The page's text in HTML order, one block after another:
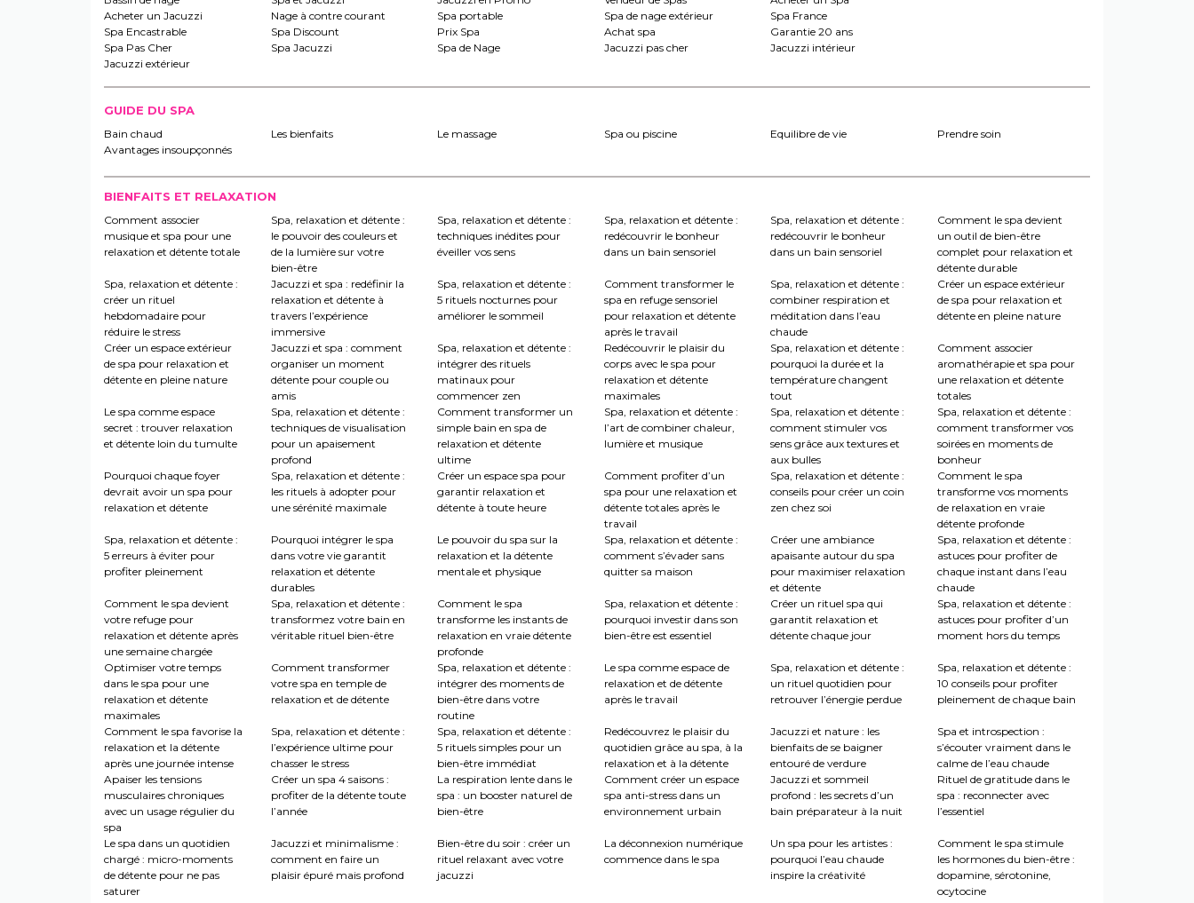
Acheter un Jacuzzi
Nage à contre courant Spa portable Spa de nage extérieur
Spa France
Spa Encastrable
Spa Discount Prix Spa Achat spa
Garantie 20 ans
Spa Pas Cher
Spa Jacuzzi Spa de Nage Jacuzzi pas cher
Jacuzzi intérieur
Jacuzzi extérieur
GUIDE DU SPA
Bain chaud Les bienfaits Le massage Spa ou piscine Equilibre de vie
Prendre soin
Avantages insoupçonnés
BIENFAITS ET RELAXATION
Comment associer
musique et spa pour une
relaxation et détente totale
Spa, relaxation et détente :
le pouvoir des couleurs et
de la lumière sur votre
bien-être
Spa, relaxation et détente :
techniques inédites pour
éveiller vos sens
Spa, relaxation et détente :
redécouvrir le bonheur
dans un bain sensoriel
Spa, relaxation et détente :
redécouvrir le bonheur
dans un bain sensoriel
Comment le spa devient
un outil de bien-être
complet pour relaxation et
détente durable
Spa, relaxation et détente :
créer un rituel
hebdomadaire pour
réduire le stress
Jacuzzi et spa : redéfinir la
relaxation et détente à
travers l’expérience
immersive
Spa, relaxation et détente :
5 rituels nocturnes pour
améliorer le sommeil
Comment transformer le
spa en refuge sensoriel
pour relaxation et détente
après le travail
Spa, relaxation et détente :
combiner respiration et
méditation dans l’eau
chaude
Créer un espace extérieur
de spa pour relaxation et
détente en pleine nature
Créer un espace extérieur
de spa pour relaxation et
détente en pleine nature
Jacuzzi et spa : comment
organiser un moment
détente pour couple ou
amis
Spa, relaxation et détente :
intégrer des rituels
matinaux pour
commencer zen
Redécouvrir le plaisir du
corps avec le spa pour
relaxation et détente
maximales
Spa, relaxation et détente :
pourquoi la durée et la
température changent
tout
Comment associer
aromathérapie et spa pour
une relaxation et détente
totales
Le spa comme espace
secret : trouver relaxation
et détente loin du tumulte
Spa, relaxation et détente :
techniques de visualisation
pour un apaisement
profond
Comment transformer un
simple bain en spa de
relaxation et détente
ultime
Spa, relaxation et détente :
l’art de combiner chaleur,
lumière et musique
Spa, relaxation et détente :
comment stimuler vos
sens grâce aux textures et
aux bulles
Spa, relaxation et détente :
comment transformer vos
soirées en moments de
bonheur
Pourquoi chaque foyer
devrait avoir un spa pour
relaxation et détente
Spa, relaxation et détente :
les rituels à adopter pour
une sérénité maximale
Créer un espace spa pour
garantir relaxation et
détente à toute heure
Comment profiter d’un
spa pour une relaxation et
détente totales après le
travail
Spa, relaxation et détente :
conseils pour créer un coin
zen chez soi
Comment le spa
transforme vos moments
de relaxation en vraie
détente profonde
Spa, relaxation et détente :
5 erreurs à éviter pour
profiter pleinement
Pourquoi intégrer le spa
dans votre vie garantit
relaxation et détente
durables
Le pouvoir du spa sur la
relaxation et la détente
mentale et physique
Spa, relaxation et détente :
comment s’évader sans
quitter sa maison
Créer une ambiance
apaisante autour du spa
pour maximiser relaxation
et détente
Spa, relaxation et détente :
astuces pour profiter de
chaque instant dans l’eau
chaude
Comment le spa devient
votre refuge pour
relaxation et détente après
une semaine chargée
Spa, relaxation et détente :
transformez votre bain en
véritable rituel bien-être
Comment le spa
transforme les instants de
relaxation en vraie détente
profonde
Spa, relaxation et détente :
pourquoi investir dans son
bien-être est essentiel
Créer un rituel spa qui
garantit relaxation et
détente chaque jour
Spa, relaxation et détente :
astuces pour profiter d’un
moment hors du temps
Optimiser votre temps
dans le spa pour une
relaxation et détente
maximales
Comment transformer
votre spa en temple de
relaxation et de détente
Spa, relaxation et détente :
intégrer des moments de
bien-être dans votre
routine
Le spa comme espace de
relaxation et de détente
après le travail
Spa, relaxation et détente :
un rituel quotidien pour
retrouver l’énergie perdue
Spa, relaxation et détente :
10 conseils pour profiter
pleinement de chaque bain
Comment le spa favorise la
relaxation et la détente
après une journée intense
Spa, relaxation et détente :
l’expérience ultime pour
chasser le stress
Spa, relaxation et détente :
5 rituels simples pour un
bien-être immédiat
Redécouvrez le plaisir du
quotidien grâce au spa, à la
relaxation et à la détente
Jacuzzi et nature : les
bienfaits de se baigner
entouré de verdure
Spa et introspection :
s’écouter vraiment dans le
calme de l’eau chaude
Apaiser les tensions
musculaires chroniques
avec un usage régulier du
spa
Créer un spa 4 saisons :
profiter de la détente toute
l’année
La respiration lente dans le
spa : un booster naturel de
bien-être
Comment créer un espace
spa anti-stress dans un
environnement urbain
Jacuzzi et sommeil
profond : les secrets d’un
bain préparateur à la nuit
Rituel de gratitude dans le
spa : reconnecter avec
l’essentiel
Le spa dans un quotidien
chargé : micro-moments
de détente pour ne pas
saturer
Jacuzzi et minimalisme :
comment en faire un
plaisir épuré mais profond
Bien-être du soir : créer un
rituel relaxant avec votre
jacuzzi
La déconnexion numérique
commence dans le spa
Un spa pour les artistes :
pourquoi l’eau chaude
inspire la créativité
Comment le spa stimule
les hormones du bien-être :
dopamine, sérotonine,
ocytocine